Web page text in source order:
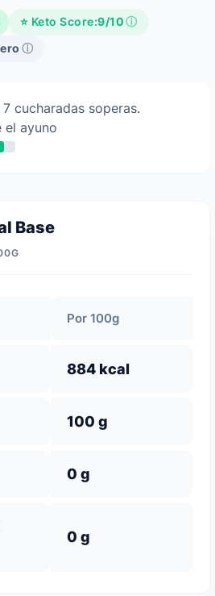
⭐ Keto Score:9/10ⓘ
ⓘ
cucharadas soperas.
el ayuno
Base
Por 100g
884 kcal
100 g
0 g
0 g